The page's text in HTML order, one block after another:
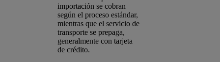
importación se cobran
según el proceso estándar,
mientras que el servicio de
transporte se prepaga,
generalmente con tarjeta
de crédito.